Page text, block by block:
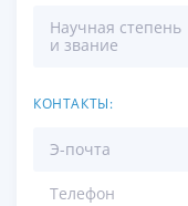
Научная степень
и звание
КОНТАКТЫ:
Э-почта
Телефон